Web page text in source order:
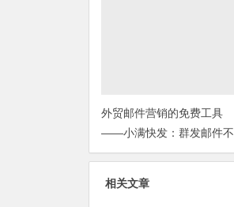
外贸邮件营销的免费工具
——小满快发：群发邮件不
担心IP被封
相关文章